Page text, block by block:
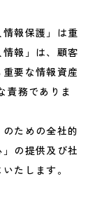
報保護」は重
報」は、顧客
要な情報資産
責務でありま
ための全社的
の提供及び社
たします。